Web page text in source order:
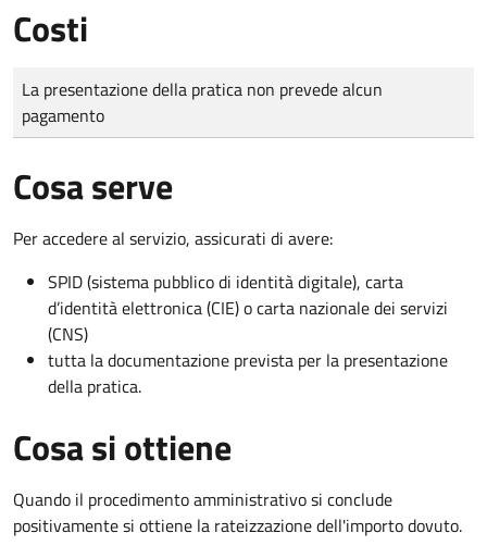
Costi
Tipo di pagamento
Importo
La presentazione della pratica non prevede alcun
pagamento
Cosa serve
Per accedere al servizio, assicurati di avere:
SPID (sistema pubblico di identità digitale), carta
d’identità elettronica (CIE) o carta nazionale dei servizi
(CNS)
tutta la documentazione prevista per la presentazione
della pratica.
Cosa si ottiene
Quando il procedimento amministrativo si conclude
positivamente si ottiene la rateizzazione dell'importo dovuto.